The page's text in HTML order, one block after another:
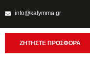
info@kalymma.gr
ΖΗΤΗΣΤΕ ΠΡΟΣΦΟΡΑ